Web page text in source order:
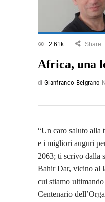
2.61k Share
Africa, una
di Gianfranco Belgrano
“Un caro saluto alla
e i migliori auguri
2063; ti scrivo dalla
Bahir Dar, vicino al
cui stiamo
Centenario